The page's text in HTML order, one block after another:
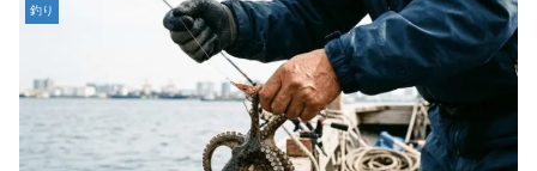
釣り